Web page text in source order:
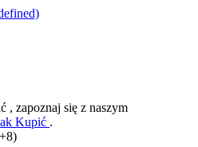
, zapoznaj się z naszym
Kupić .